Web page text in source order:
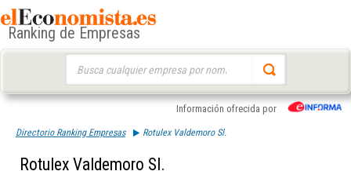
Ranking de Empresas
Información ofrecida por
Directorio Ranking Empresas Rotulex Valdemoro Sl.
Rotulex Valdemoro Sl.